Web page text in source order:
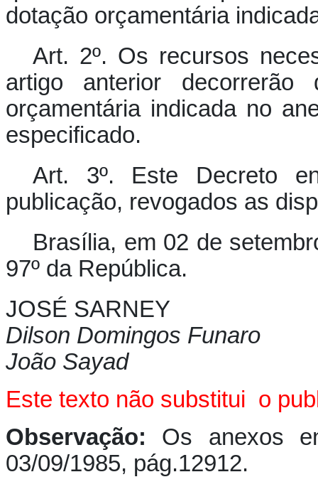
dotação orçamentária
Art. 2º. Os recursos
artigo anterior
orçamentária indicada no
especificado.
Art. 3º. Este Decreto
publicação, revogados as
Brasília, em 02 de
97º da República.
JOSÉ SARNEY
Dilson Domingos Funaro
João Sayad
Este texto não substitui o
Observação: Os anexos
03/09/1985, pág.12912.